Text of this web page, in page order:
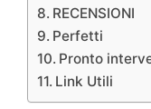
RECENSIONI
Perfetti
Pronto
Link Utili